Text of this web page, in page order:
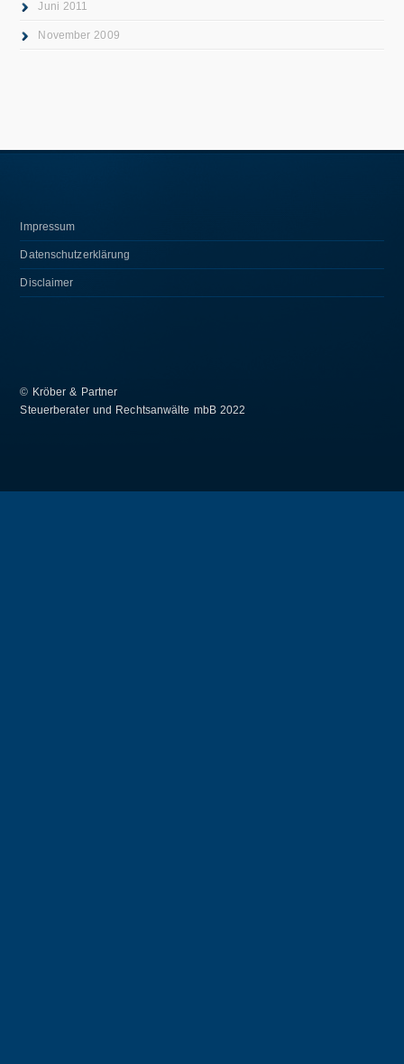
Juni 2011
November 2009
Impressum
Datenschutzerklärung
Disclaimer
© Kröber & Partner
Steuerberater und Rechtsanwälte mbB 2022